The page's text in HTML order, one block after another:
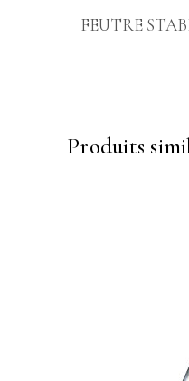
FEUTRE
Produits